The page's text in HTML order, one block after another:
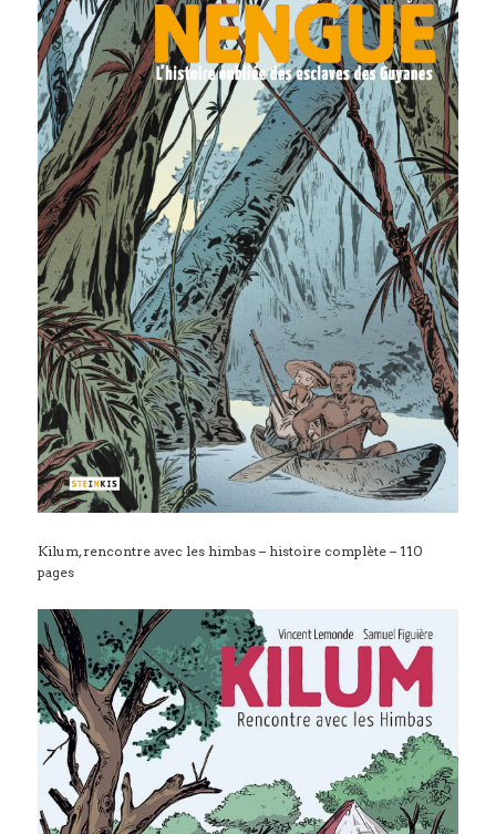
Kilum, rencontre avec les himbas – histoire complète – 110
pages